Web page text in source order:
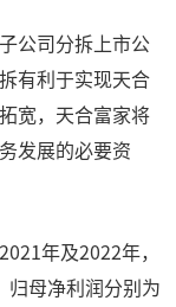
公司分拆上市公
有利于实现天合
宽，天合富家将
发展的必要资
年及2022年，
归母净利润分别为